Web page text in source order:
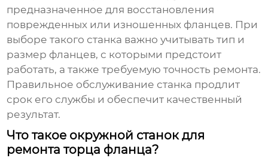
предназначенное для восстановления
поврежденных или изношенных фланцев. При
выборе такого станка важно учитывать тип и
размер фланцев, с которыми предстоит
работать, а также требуемую точность ремонта.
Правильное обслуживание станка продлит
срок его службы и обеспечит качественный
результат.
Что такое окружной станок для
ремонта торца фланца?